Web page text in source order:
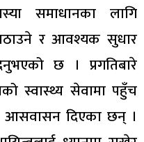
समाधानका लागि
पठाउने र आवश्यक सुधार
छ । प्रगतिबारे
स्वास्थ्य सेवामा पहुँच
दिएका छन् ।